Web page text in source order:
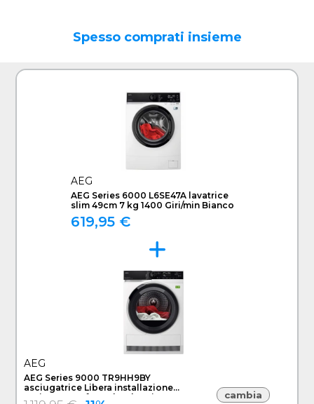
Spesso comprati insieme
AEG
AEG Series 6000 L6SE47A lavatrice
slim 49cm 7 kg 1400 Giri/min Bianco
619,95 €
AEG
AEG Series 9000 TR9HH9BY
asciugatrice Libera installazione
Caricamento frontale 9 kg Bianco
cambia